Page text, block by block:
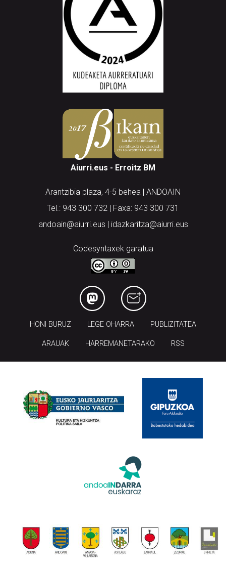
Aiurri.eus - Erroitz BM
Arantzibia plaza, 4-5 behea | ANDOAIN
Tel.: 943 300 732 | Faxa: 943 300 731
andoain@aiurri.eus | idazkaritza@aiurri.eus
Codesyntaxek garatua
HONI BURUZ LEGE OHARRA PUBLIZITATEA
ARAUAK HARREMANETARAKO RSS